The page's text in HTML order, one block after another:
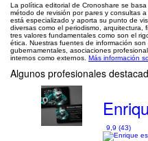
La política editorial de Cronoshare se
método de revisión por pares y consultas
está especializado y aporta su punto de
diversas como el periodismo,
tres valores fundamentales como son el
ética. Nuestras fuentes de información
gubernamentales, asociaciones
internos como externos. Más información
Algunos profesionales
9,9 (43)